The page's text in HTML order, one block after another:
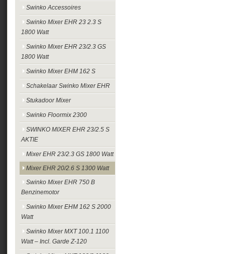
Swinko Accessoires
Swinko Mixer EHR 23 2.3 S
1800 Watt
Swinko Mixer EHR 23/2.3 GS
1800 Watt
Swinko Mixer EHM 162 S
Schakelaar Swinko Mixer EHR
Stukadoor Mixer
Swinko Floormix 2300
SWINKO MIXER EHR 23/2.5 S
AKTIE
Mixer EHR 23/2.3 GS 1800 Watt
Mixer EHR 20/2.6 S 1300 Watt
Swinko Mixer EHR 750 B
Benzinemotor
Swinko Mixer EHM 162 S 2000
Watt
Swinko Mixer MXT 100.1 1100
Watt – Incl. Garde Z-120